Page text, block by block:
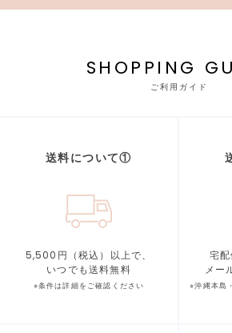
SHOPPING
ご利用ガイド
送料について①
5,500円（税込）以上で、
いつでも送料無料
※条件は詳細をご確認ください
宅
メー
※沖縄本島